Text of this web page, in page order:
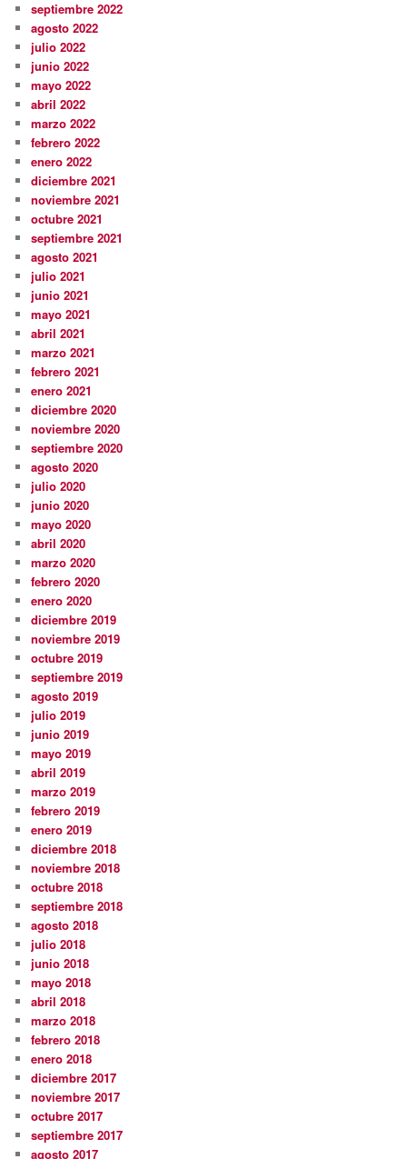
septiembre 2022
agosto 2022
julio 2022
junio 2022
mayo 2022
abril 2022
marzo 2022
febrero 2022
enero 2022
diciembre 2021
noviembre 2021
octubre 2021
septiembre 2021
agosto 2021
julio 2021
junio 2021
mayo 2021
abril 2021
marzo 2021
febrero 2021
enero 2021
diciembre 2020
noviembre 2020
septiembre 2020
agosto 2020
julio 2020
junio 2020
mayo 2020
abril 2020
marzo 2020
febrero 2020
enero 2020
diciembre 2019
noviembre 2019
octubre 2019
septiembre 2019
agosto 2019
julio 2019
junio 2019
mayo 2019
abril 2019
marzo 2019
febrero 2019
enero 2019
diciembre 2018
noviembre 2018
octubre 2018
septiembre 2018
agosto 2018
julio 2018
junio 2018
mayo 2018
abril 2018
marzo 2018
febrero 2018
enero 2018
diciembre 2017
noviembre 2017
octubre 2017
septiembre 2017
agosto 2017